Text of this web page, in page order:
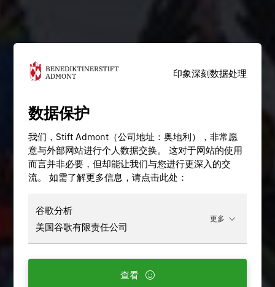
印象深刻数据处理
数据保护
我们，Stift Admont（公司地址：奥地利），非常愿
意与外部网站进行个人数据交换。 这对于网站的使用
而言并非必要，但却能让我们与您进行更深入的交
流。 如需了解更多信息，请点击此处：
谷歌分析
美国谷歌有限责任公司
更多
查看